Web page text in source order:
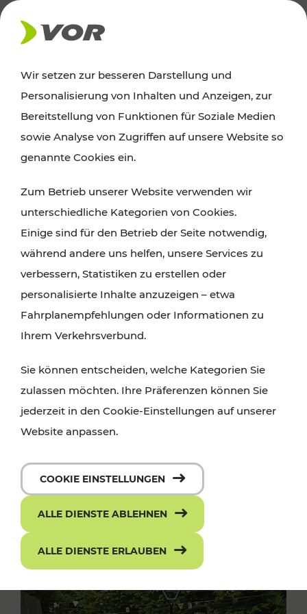
AKTUELLES
News
Alle wichtigen Meldungen zu Fahrplanänderungen,
finden Sie hier im Überblick.
Wir setzen zur besseren Darstellung und
Personalisierung von Inhalten und Anzeigen, zur
Bereitstellung von Funktionen für Soziale Medien
sowie Analyse von Zugriffen auf unsere Website so
genannte Cookies ein.
Zum Betrieb unserer Website verwenden wir
unterschiedliche Kategorien von Cookies.
Einige sind für den Betrieb der Seite notwendig,
während andere uns helfen, unsere Services zu
verbessern, Statistiken zu erstellen oder
personalisierte Inhalte anzuzeigen – etwa
Fahrplanempfehlungen oder Informationen zu
Ihrem Verkehrsverbund.
Sie können entscheiden, welche Kategorien Sie
zulassen möchten. Ihre Präferenzen können Sie
jederzeit in den Cookie-Einstellungen auf unserer
Website anpassen.
COOKIE EINSTELLUNGEN
ALLE DIENSTE ABLEHNEN
ALLE DIENSTE ERLAUBEN